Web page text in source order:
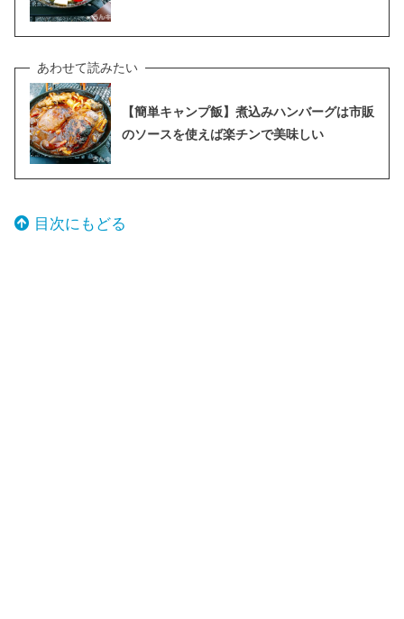
【簡単キャンプ飯】煮込みハンバーグは市販
のソースを使えば楽チンで美味しい
目次にもどる